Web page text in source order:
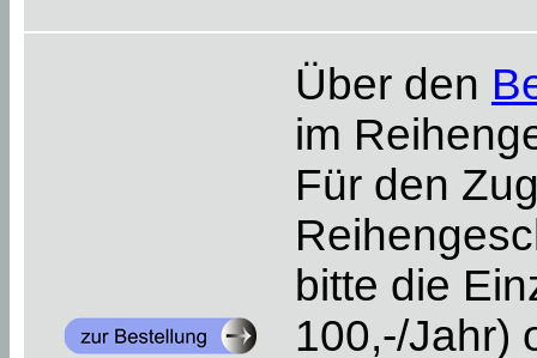
Über den
im
Für den
bitte die
100,-/Jahr)